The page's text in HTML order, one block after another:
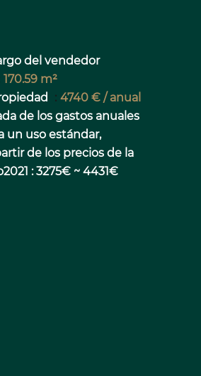
del vendedor
170.59 m²
4740 € / anual
de los gastos anuales
un uso estándar,
de los precios de la
: 3275€ ~ 4431€